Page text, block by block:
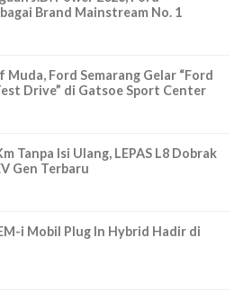
Brand Mainstream No. 1
Muda, Ford Semarang Gelar “Ford
Drive” di Gatsoe Sport Center
Tanpa Isi Ulang, LEPAS L8 Dobrak
Gen Terbaru
i Mobil Plug In Hybrid Hadir di